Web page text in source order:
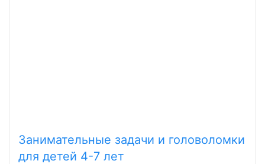
Занимательные задачи и головоломки
для детей 4-7 лет